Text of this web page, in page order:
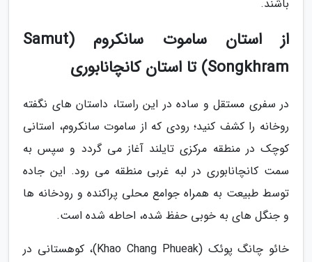
باشند.
از استان ساموت سانکروم (Samut
Songkhram) تا استان کانچانابوری
در سفری مستقل و ساده در این راستا، داستان های نگفته
روخانه را کشف کنید؛ رودی که از ساموت سانکروم، استانی
کوچک در منطقه مرکزی تایلند آغاز می گردد و سپس به
سمت کانچانابوری در لبه غربی منطقه می رود. این جاده
توسط طبیعت به همراه جوامع محلی پراکنده و رودخانه ها
و جنگل های به خوبی حفظ شده، احاطه شده است.
خائو چانگ پوئک (Khao Chang Phueak)، کوهستانی در